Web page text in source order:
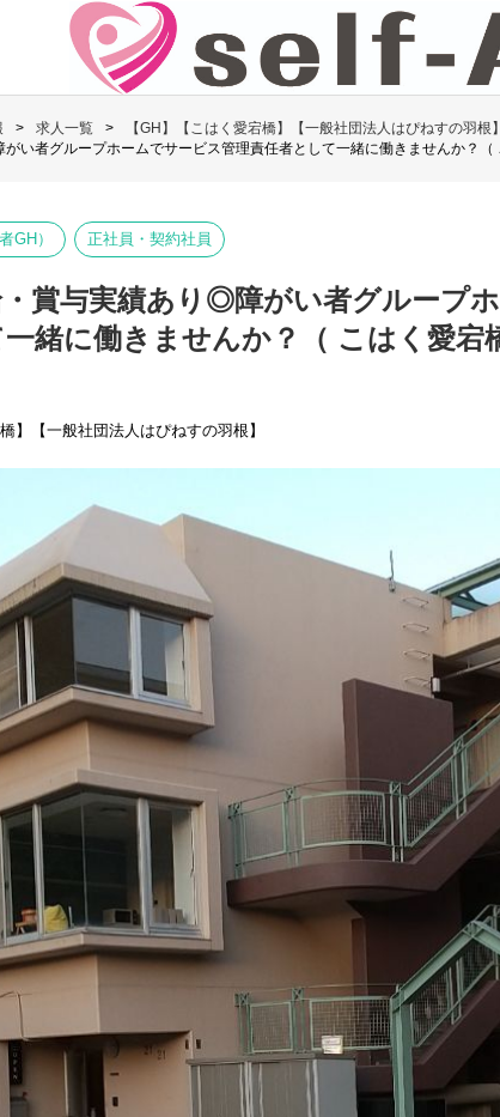
求人一覧
【GH】【こはく愛宕橋】【一般社団法人はぴねすの羽根】
い者グループホームでサービス管理責任者として一緒に働きませんか？（
GH） 正社員・契約社員
・賞与実績あり◎障がい者グループ
緒に働きませんか？（ こはく愛宕
】【一般社団法人はぴねすの羽根】